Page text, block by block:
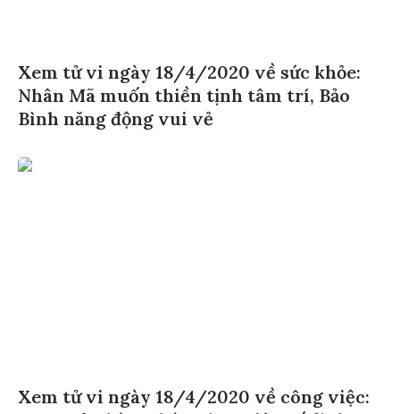
Xem tử vi ngày 18/4/2020 về sức khỏe:
Nhân Mã muốn thiền tịnh tâm trí, Bảo
Bình năng động vui vẻ
Xem tử vi ngày 18/4/2020 về công việc: